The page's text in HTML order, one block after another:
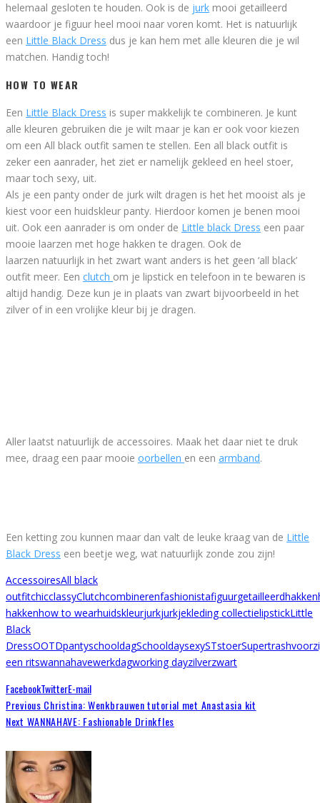
helemaal gesloten te houden. Ook is de jurk mooi getailleerd
waardoor je figuur heel mooi naar voren komt. Het is natuurlijk
een Little Black Dress dus je kan hem met alle kleuren die je wil
matchen. Handig toch!
HOW TO WEAR
Een Little Black Dress is super makkelijk te combineren. Je kunt
alle kleuren gebruiken die je wilt maar je kan er ook voor kiezen
om een All black outfit samen te stellen. Een all black outfit is
zeker een aanrader, het ziet er namelijk gekleed en heel stoer,
maar toch sexy, uit.
Als je een panty onder de jurk wilt dragen is het het mooist als je
kiest voor een huidskleur panty. Hierdoor komen je benen mooi
uit. Ook een aanrader is om onder de Little black Dress een paar
mooie laarzen met hoge hakken te dragen. Ook de
laarzen natuurlijk in het zwart want anders is het geen ‘all black’
outfit meer. Een clutch om je lipstick en telefoon in te bewaren is
altijd handig. Deze kun je in plaats van zwart bijvoorbeeld in het
zilver of in een vrolijke kleur bij je dragen.
Aller laatst natuurlijk de accessoires. Maak het daar niet te druk
mee, draag een paar mooie oorbellen en een armband.
Een ketting zou kunnen maar dan valt de leuke kraag van de Little
Black Dress een beetje weg, wat natuurlijk zonde zou zijn!
AccessoiresAll black
outfitchicclassyClutchcombinerenfashionistafiguurgetailleerdhakken
hakkenhow to wearhuidskleurjurkjurkjekleding collectielipstickLittle
Black
DressOOTDpantyschooldagSchooldaysexySTstoerSupertrash
een ritswannahavewerkdagworking dayzilverzwart
FacebookTwitterE-mail
Previous Christina: Wenkbrauwen tutorial met Anastasia kit
Next WANNAHAVE: Fashionable Drinkfles